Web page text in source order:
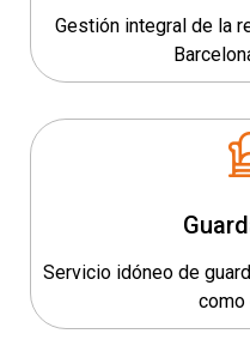
Gestión integral de la
Servicio idóneo de
como